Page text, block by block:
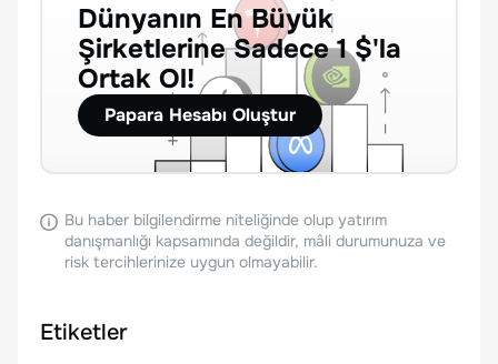
Dünyanın En Büyük
Şirketlerine Sadece 1 $'la
Ortak Ol!
Papara Hesabı Oluştur
Bu haber bilgilendirme niteliğinde olup yatırım
danışmanlığı kapsamında değildir, mâli durumunuza ve
risk tercihlerinize uygun olmayabilir.
Etiketler